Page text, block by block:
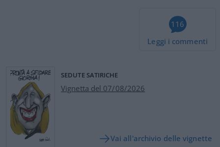
116
Leggi i commenti
SEDUTE SATIRICHE
Vignetta del 07/08/2026
Vai all'archivio delle vignette